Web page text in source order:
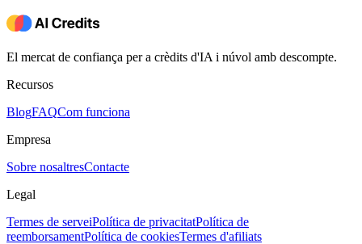
El mercat de confiança per a crèdits d'IA i núvol amb descompte.
Recursos
BlogFAQCom funciona
Empresa
Sobre nosaltresContacte
Legal
Termes de serveiPolítica de privacitatPolítica de
reemborsamentPolítica de cookiesTermes d'afiliats